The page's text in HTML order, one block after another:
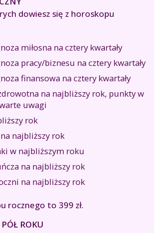
dowiesz się z horoskopu
miłosna na cztery kwartały
pracy/biznesu na cztery kwartały
finansowa na cztery kwartały
na najbliższy rok, punkty w
uwagi
rok
najbliższy rok
w najbliższym roku
na najbliższy rok
na najbliższy rok
rocznego to 399 zł.
ROKU